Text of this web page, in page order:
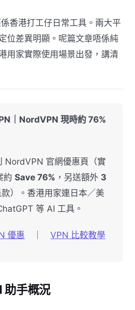
香港打工仔日常工具。兩大平
位差異明顯。呢篇文章唔係純
用家實際使用場景出發，講清
｜NordVPN 現時約 76%
NordVPN 官網優惠頁（實
約Save 76% ，另送額外 3
）。香港用家連日本／美
等 AI 工具。
優惠 ｜VPN 比較教學
助手概況